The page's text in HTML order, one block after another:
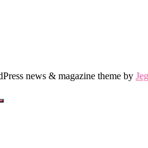
news & magazine theme by